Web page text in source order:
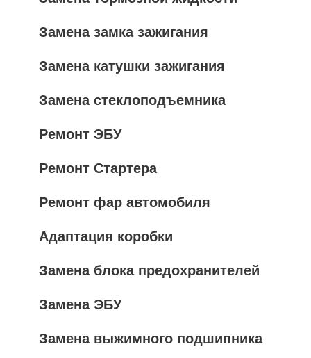
Замена замка зажигания
Замена катушки зажигания
Замена стеклоподъемника
Ремонт ЭБУ
Ремонт Стартера
Ремонт фар автомобиля
Адаптация коробки
Замена блока предохранителей
Замена ЭБУ
Замена выжимного подшипника